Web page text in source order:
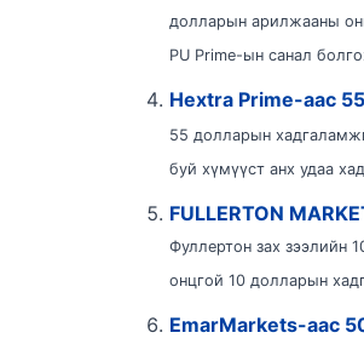
долларын арилжааны
PU Prime-ын санал
Hextra Prime-аас
55 долларын
буй хүмүүст анх удаа
FULLERTON
Фуллертон зах зээлийн
онцгой 10 долларын
EmarMarkets-аас